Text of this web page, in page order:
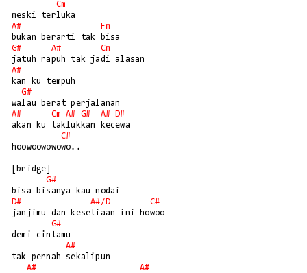
Cm
A#
Fm
G#
A#
Cm
A#
kan ku tempuh
G#
A#
Cm A# G# A#
D#
akan ku taklukkan kecewa
C#
hoowoowowowo..
[bridge]
G#
D#
A#/ D
C#
janjimu dan kesetiaan ini howoo
G#
demi cintamu
A#
tak pernah sekalipun
A#
A#